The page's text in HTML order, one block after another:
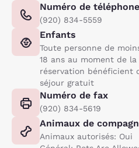
Numéro de téléphone
(920) 834-5559
Enfants
Toute personne de
18 ans au moment de la
réservation bénéficient
séjour gratuit
Numéro de fax
(920) 834-5619
Animaux de
Animaux autorisés: Oui